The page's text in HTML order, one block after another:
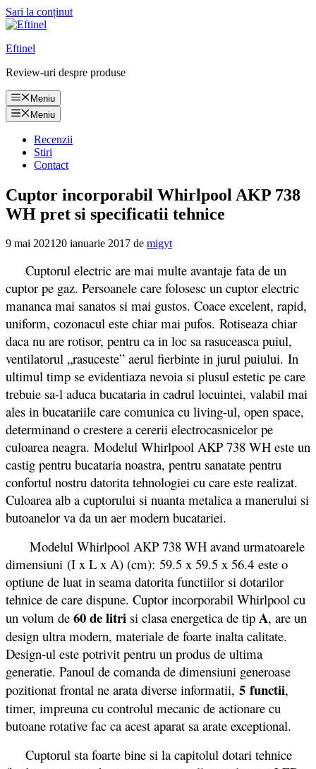
Sari la conținut
Eftinel
Review-uri despre produse
Meniu
Meniu
Recenzii
Stiri
Contact
Cuptor incorporabil Whirlpool AKP 738
WH pret si specificatii tehnice
9 mai 202120 ianuarie 2017 de migyt
Cuptorul electric are mai multe avantaje fata de un
cuptor pe gaz. Persoanele care folosesc un cuptor electric
mananca mai sanatos si mai gustos. Coace excelent, rapid,
uniform, cozonacul este chiar mai pufos. Rotiseaza chiar
daca nu are rotisor, pentru ca in loc sa rasuceasca puiul,
ventilatorul „rasuceste” aerul fierbinte in jurul puiului. In
ultimul timp se evidentiaza nevoia si plusul estetic pe care
trebuie sa-l aduca bucataria in cadrul locuintei, valabil mai
ales in bucatariile care comunica cu living-ul, open space,
determinand o crestere a cererii electrocasnicelor pe
culoarea neagra. Modelul Whirlpool AKP 738 WH este un
castig pentru bucataria noastra, pentru sanatate pentru
confortul nostru datorita tehnologiei cu care este realizat.
Culoarea alb a cuptorului si nuanta metalica a manerului si
butoanelor va da un aer modern bucatariei.
Modelul Whirlpool AKP 738 WH avand urmatoarele
dimensiuni (I x L x A) (cm): 59.5 x 59.5 x 56.4 este o
optiune de luat in seama datorita functiilor si dotarilor
tehnice de care dispune. Cuptor incorporabil Whirlpool cu
un volum de 60 de litri si clasa energetica de tip A, are un
design ultra modern, materiale de foarte inalta calitate.
Design-ul este potrivit pentru un produs de ultima
generatie. Panoul de comanda de dimensiuni generoase
pozitionat frontal ne arata diverse informatii, 5 functii,
timer, impreuna cu controlul mecanic de actionare cu
butoane rotative fac ca acest aparat sa arate exceptional.
Cuptorul sta foarte bine si la capitolul dotari tehnice